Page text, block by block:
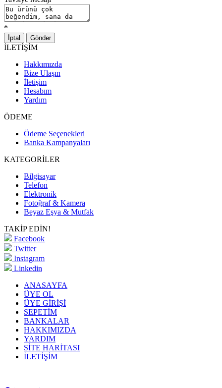
*
İptal Gönder
İLETİŞİM
Hakkımızda
Bize Ulaşın
İletişim
Hesabım
Yardım
ÖDEME
Ödeme Seçenekleri
Banka Kampanyaları
KATEGORİLER
Bilgisayar
Telefon
Elektronik
Fotoğraf & Kamera
Beyaz Eşya & Mutfak
TAKİP EDİN!
Facebook
Twitter
Instagram
Linkedin
ANASAYFA
ÜYE OL
ÜYE GİRİŞİ
SEPETİM
BANKALAR
HAKKIMIZDA
YARDIM
SİTE HARİTASI
İLETİŞİM